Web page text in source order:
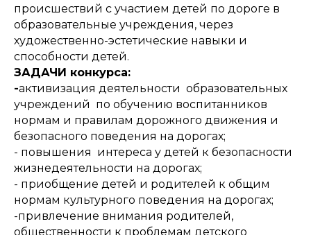
происшествий с участием детей по дороге в
образовательные учреждения, через
художественно-эстетические навыки и
способности детей.
ЗАДАЧИ конкурса:
-активизация деятельности образовательных
учреждений по обучению воспитанников
нормам и правилам дорожного движения и
безопасного поведения на дорогах;
- повышения интереса у детей к безопасности
жизнедеятельности на дорогах;
- приобщение детей и родителей к общим
нормам культурного поведения на дорогах;
-привлечение внимания родителей,
общественности к проблемам детского